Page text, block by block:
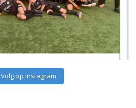
Volg op Instagram